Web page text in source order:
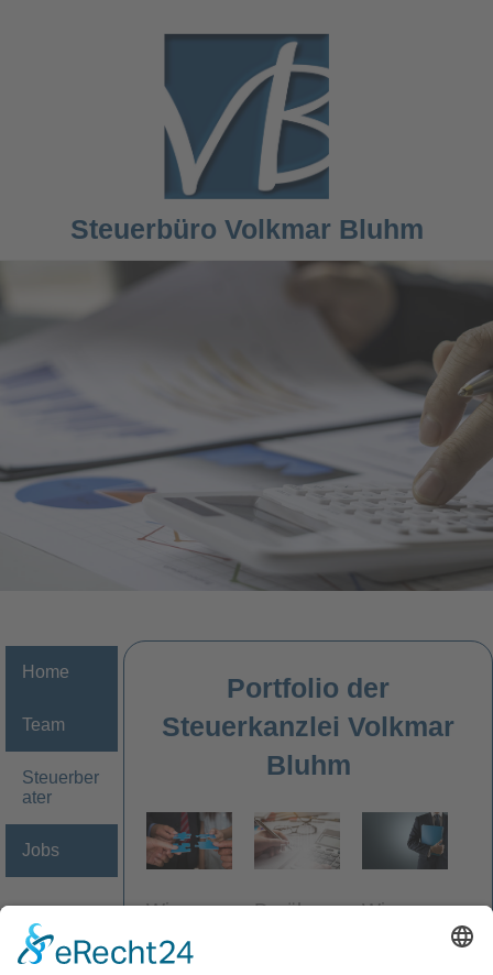
Steuerbüro Volkmar Bluhm
Home
Team
Steuerber
ater
Jobs
Portfolio der
Steuerkanzlei Volkmar
Bluhm
Wir
beraten
Sie in
Darüber
Wir